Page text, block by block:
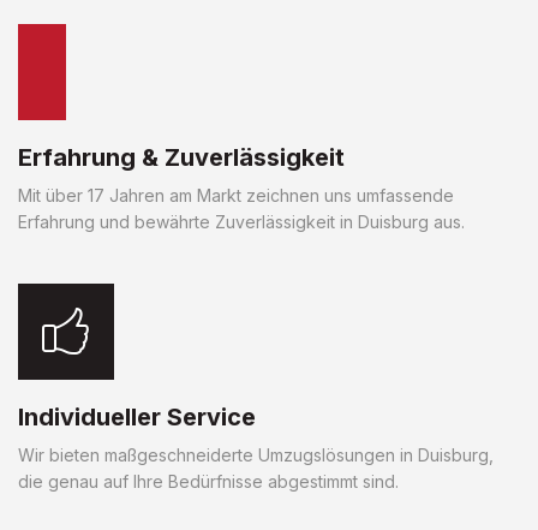
Erfahrung & Zuverlässigkeit
Mit über 17 Jahren am Markt zeichnen uns umfassende
Erfahrung und bewährte Zuverlässigkeit in Duisburg aus.
Individueller Service
Wir bieten maßgeschneiderte Umzugslösungen in Duisburg,
die genau auf Ihre Bedürfnisse abgestimmt sind.